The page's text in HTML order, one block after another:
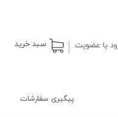
یا عضویت سبد خرید
پیگیری سفارشات